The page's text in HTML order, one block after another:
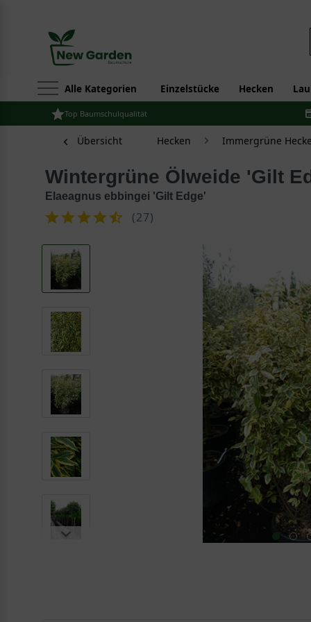
Alle Kategorien Einzelstücke Hecken
Top Baumschulqualität
Übersicht Hecken Immergrüne
Wintergrüne Ölweide 'Gilt
Elaeagnus ebbingei 'Gilt Edge'
(27)